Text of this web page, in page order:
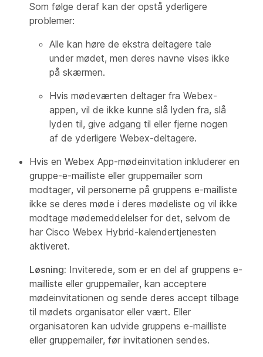
Som følge deraf kan der opstå yderligere
problemer:
Alle kan høre de ekstra deltagere tale
under mødet, men deres navne vises ikke
på skærmen.
Hvis mødeværten deltager fra Webex-
appen, vil de ikke kunne slå lyden fra, slå
lyden til, give adgang til eller fjerne nogen
af de yderligere Webex-deltagere.
Hvis en Webex App-mødeinvitation inkluderer en
gruppe-e-mailliste eller gruppemailer som
modtager, vil personerne på gruppens e-mailliste
ikke se deres møde i deres mødeliste og vil ikke
modtage mødemeddelelser for det, selvom de
har Cisco Webex Hybrid-kalendertjenesten
aktiveret.
Løsning: Inviterede, som er en del af gruppens e-
mailliste eller gruppemailer, kan acceptere
mødeinvitationen og sende deres accept tilbage
til mødets organisator eller vært. Eller
organisatoren kan udvide gruppens e-mailliste
eller gruppemailer, før invitationen sendes.